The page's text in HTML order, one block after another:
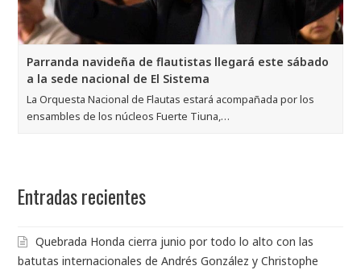
Parranda navideña de flautistas llegará este sábado
a la sede nacional de El Sistema
La Orquesta Nacional de Flautas estará acompañada por los
ensambles de los núcleos Fuerte Tiuna,…
Entradas recientes
Quebrada Honda cierra junio por todo lo alto con las
batutas internacionales de Andrés González y Christophe